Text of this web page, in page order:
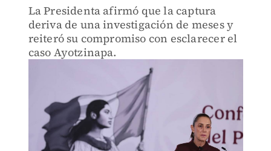
La Presidenta afirmó que la captura
deriva de una investigación de meses y
reiteró su compromiso con esclarecer el
caso Ayotzinapa.